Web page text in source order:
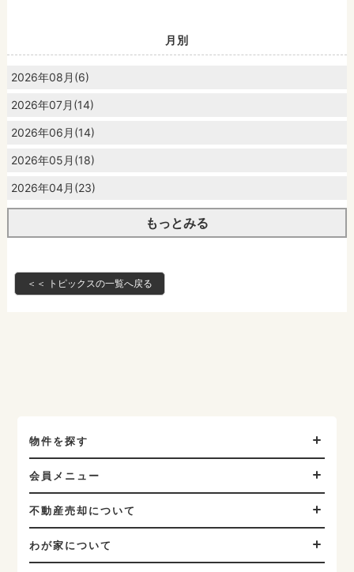
月別
2026年08月(6)
2026年07月(14)
2026年06月(14)
2026年05月(18)
2026年04月(23)
もっとみる
＜＜ トピックスの一覧へ戻る
物件を探す
会員メニュー
不動産売却について
わが家について